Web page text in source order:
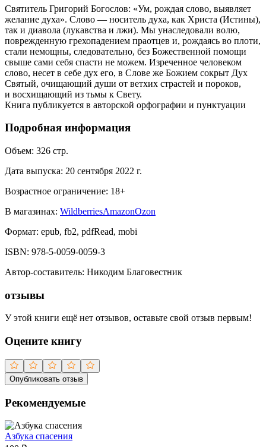
Святитель Григорий Богослов: «Ум, рождая слово, выявляет
желание духа». Слово — носитель духа, как Христа (Истины),
так и диавола (лукавства и лжи). Мы унаследовали волю,
поврежденную грехопадением праотцев и, рождаясь во плоти,
стали немощны, следовательно, без Божественной помощи
свыше сами себя спасти не можем. Изреченное человеком
слово, несет в себе дух его, в Слове же Божием сокрыт Дух
Святый, очищающий души от ветхих страстей и пороков,
и восхищающий из тьмы к Свету.
Книга публикуется в авторской орфографии и пунктуации
Подробная информация
Объем: 326 стр.
Дата выпуска: 20 сентября 2022 г.
Возрастное ограничение: 18+
В магазинах: WildberriesAmazonOzon
Формат: epub, fb2, pdfRead, mobi
ISBN: 978-5-0059-0059-3
Автор-составитель: Никодим Благовестник
отзывы
У этой книги ещё нет отзывов, оставьте свой отзыв первым!
Оцените книгу
Опубликовать отзыв
Рекомендуемые
Азбука спасения